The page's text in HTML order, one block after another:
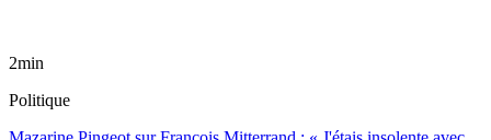
2min
Politique